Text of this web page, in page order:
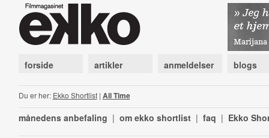
forside artikler anmeldelser blogs
Du er her: Ekko Shortlist| All Time
månedens anbefaling | om ekko shortlist | faq | Ekko